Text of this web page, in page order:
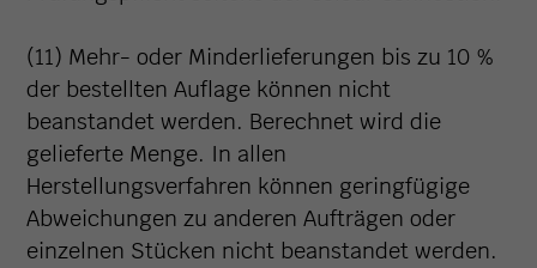
(11) Mehr- oder Minderlieferungen bis zu 10 %
der bestellten Auflage können nicht
beanstandet werden. Berechnet wird die
gelieferte Menge. In allen
Herstellungsverfahren können geringfügige
Abweichungen zu anderen Aufträgen oder
einzelnen Stücken nicht beanstandet werden.